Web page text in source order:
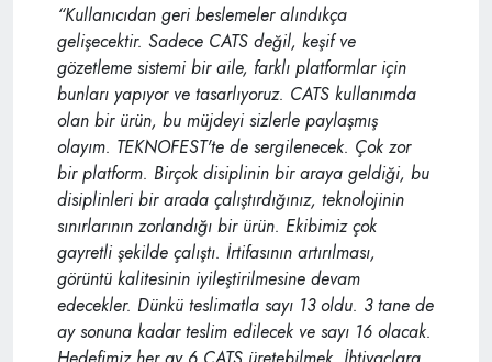
“Kullanıcıdan geri beslemeler alındıkça
gelişecektir. Sadece CATS değil, keşif ve
gözetleme sistemi bir aile, farklı platformlar için
bunları yapıyor ve tasarlıyoruz. CATS kullanımda
olan bir ürün, bu müjdeyi sizlerle paylaşmış
olayım. TEKNOFEST'te de sergilenecek. Çok zor
bir platform. Birçok disiplinin bir araya geldiği, bu
disiplinleri bir arada çalıştırdığınız, teknolojinin
sınırlarının zorlandığı bir ürün. Ekibimiz çok
gayretli şekilde çalıştı. İrtifasının artırılması,
görüntü kalitesinin iyileştirilmesine devam
edecekler. Dünkü teslimatla sayı 13 oldu. 3 tane de
ay sonuna kadar teslim edilecek ve sayı 16 olacak.